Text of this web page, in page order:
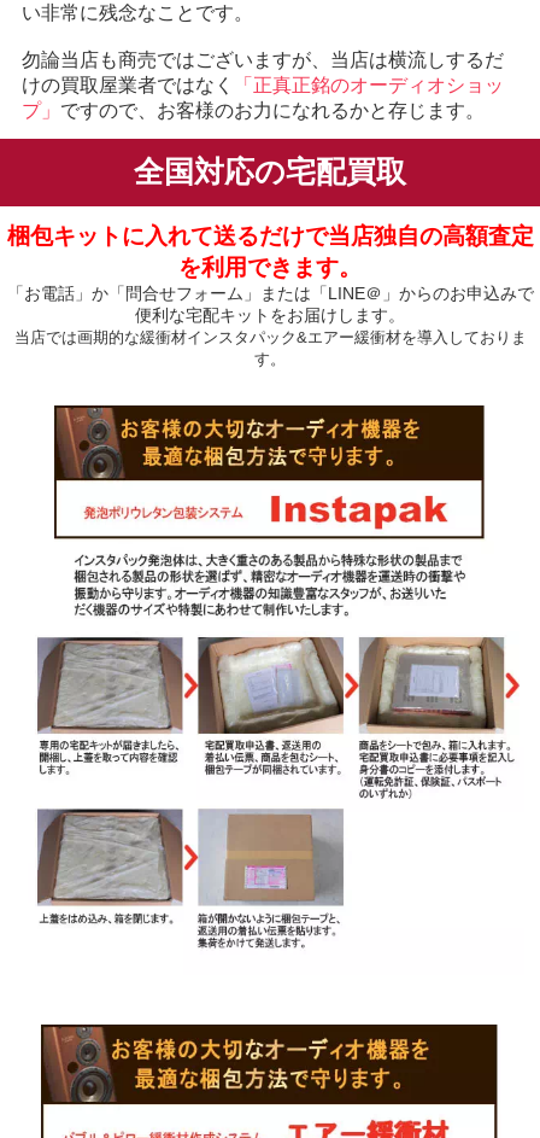
い非常に残念なことです。
勿論当店も商売ではございますが、当店は横流しするだ
けの買取屋業者ではなく
「正真正銘のオーディオショッ
プ」 ですので、お客様のお力になれるかと存じます。
全国対応の宅配買取
梱包キットに入れて送るだけで当店独自の高額査定
を利用できます。
「お電話」か「問合せフォーム」または「LINE＠」からのお申込みで
便利な宅配キットをお届けします。
当店では画期的な緩衝材インスタパック&エアー緩衝材を導入しておりま
す。